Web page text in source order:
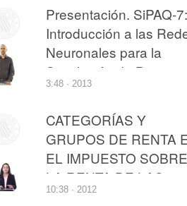
Presentación. SiPAQ-7:
Introducción a las
Neuronales para la
Simulación de
con Matlab¿ y Scilab¿
3:48 · 2013
CATEGORÍAS Y
GRUPOS DE RENTA
EL IMPUESTO SOBRE
LA RENTA DE LAS
PERSONAS FÍSICAS
10:38 · 2012